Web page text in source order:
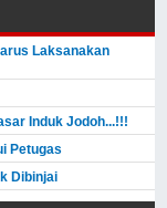
Laksanakan
Induk Jodoh...!!!
Petugas
Dibinjai